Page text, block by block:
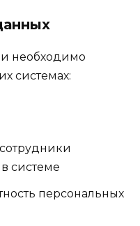
необходимо
системах:
системе
персональных